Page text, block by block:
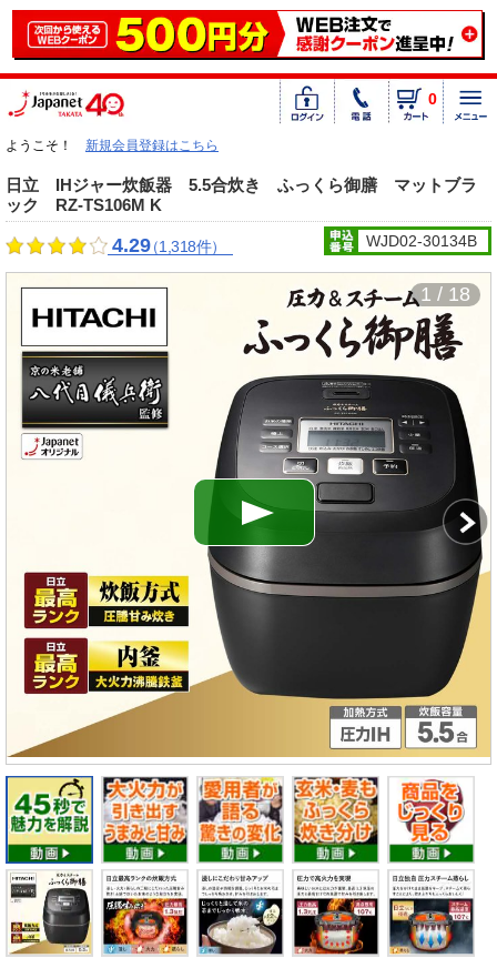
0
ようこそ！ 新規会員登録はこちら
日立 IHジャー炊飯器 5.5合炊き ふっくら御膳 マットブラ
ック RZ-TS106M K
4.29（1,318件） WJD02-30134B
1 / 18